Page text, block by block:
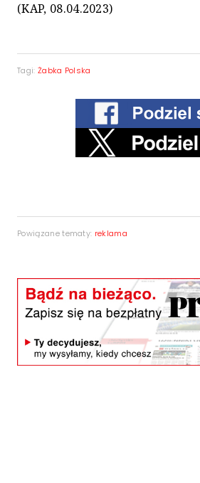
(KAP, 08.04.2023)
Tagi: Żabka Polska
Powiązane tematy: reklama